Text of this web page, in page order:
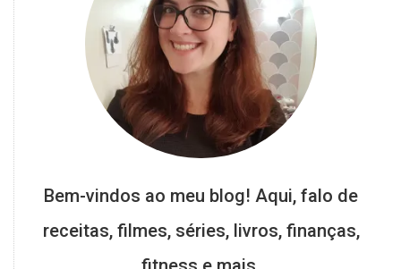
Bem-vindos ao meu blog! Aqui, falo de
receitas, filmes, séries, livros, finanças,